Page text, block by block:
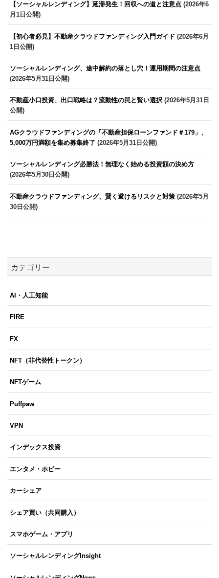
【ソーシャルレンディング】延滞発生！回収への道と注意点 (2026年6
月1日公開)
【初心者必見】不動産クラウドファンディング入門ガイド (2026年6月
1日公開)
ソーシャルレンディング、途中解約の落とし穴！運用期間の注意点
(2026年5月31日公開)
不動産小口投資、出口戦略は？流動性の罠と賢い選択 (2026年5月31日
公開)
AGクラウドファンディングの「不動産担保ローンファンド＃179」、
5,000万円満額を集め募集終了 (2026年5月31日公開)
ソーシャルレンディング必勝法！無理なく始める投資額の決め方
(2026年5月30日公開)
不動産クラウドファンディング、賢く避けるリスクと対策 (2026年5月
30日公開)
カテゴリー
AI・人工知能
FIRE
FX
NFT（非代替性トークン）
NFTゲーム
Puffpaw
VPN
インデックス投資
エンタメ・ホビー
カーシェア
シェア買い（共同購入）
スマホゲーム・アプリ
ソーシャルレンディングInsight